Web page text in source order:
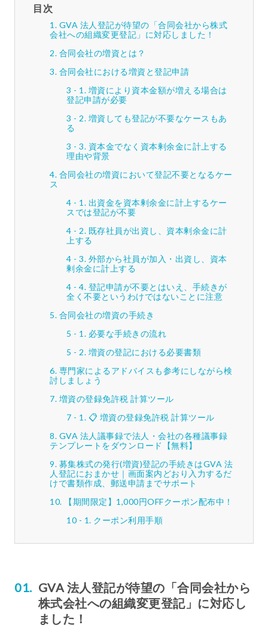
目次
GVA 法人登記が待望の「合同会社から株式
会社への組織変更登記」に対応しました！
合同会社の増資とは？
合同会社における増資と登記申請
増資により資本金額が増える場合は
登記申請が必要
増資しても登記が不要なケースもあ
る
資本金でなく資本剰余金に計上する
理由や背景
合同会社の増資において登記不要となるケー
ス
出資金を資本剰余金に計上するケー
スでは登記が不要
既存社員が出資し、資本剰余金に計
上する
外部から社員が加入・出資し、資本
剰余金に計上する
登記申請が不要とはいえ、手続きが
全く不要というわけではないことに注意
合同会社の増資の手続き
必要な手続きの流れ
増資の登記における必要書類
専門家によるアドバイスも参考にしながら検
討しましょう
増資の登録免許税 計算ツール
📋 増資の登録免許税 計算ツール
GVA 法人議事録で法人・会社の各種議事録
テンプレートをダウンロード【無料】
募集株式の発行(増資)登記の手続きはGVA 法
人登記におまかせ｜画面案内どおり入力するだ
けで書類作成、郵送申請までサポート
【期間限定】1,000円OFFクーポン配布中！
クーポン利用手順
GVA 法人登記が待望の「合同会社から
株式会社への組織変更登記」に対応し
ました！